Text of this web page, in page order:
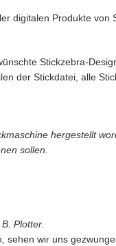
digitalen Produkte
Stickzebra-
der Stickdatei, alle
hergestellt
sollen.
Plotter.
wir uns